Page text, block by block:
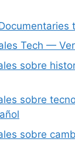
Tech —
sobre
sobre
sobre